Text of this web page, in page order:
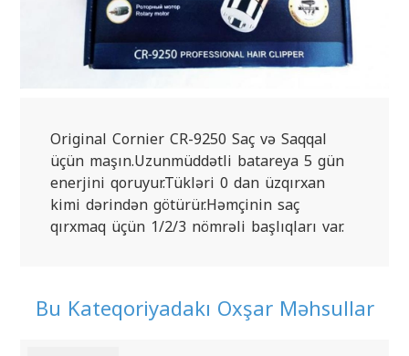
Original Cornier CR-9250 Saç və Saqqal
üçün maşın.Uzunmüddətli batareya 5 gün
enerjini qoruyur.Tükləri 0 dan üzqırxan
kimi dərindən götürür.Həmçinin saç
qırxmaq üçün 1/2/3 nömrəli başlıqları var.
Bu Kateqoriyadakı Oxşar Məhsullar